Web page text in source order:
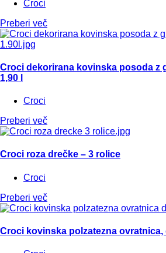
Croci
Preberi več
Croci dekorirana kovinska posoda z
1,90 l
Croci
Preberi več
Croci roza drečke – 3 rolice
Croci
Preberi več
Croci kovinska polzatezna ovratnica,